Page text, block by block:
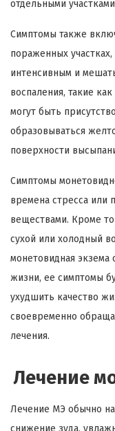
отдельными
Симптомы также
пораженных
интенсивным и
воспаления, такие
могут быть
образовываться
поверхности
Симптомы
времена стресса или
веществами. Кроме
сухой или холодный
монетовидная экзема
жизни, ее симптомы
ухудшить качество
своевременно
лечения.
Лечение
Лечение МЭ обычно
снижение зуда,